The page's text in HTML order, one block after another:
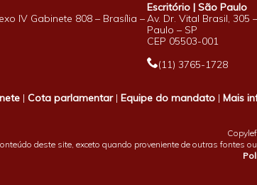
IV Gabinete 808 – Brasília –
Escritório | São Paulo
Av. Dr. Vital Brasil, 305
Paulo – SP
CEP 05503-001
(11) 3765-1728
|Cota parlamentar|Equipe do mandato |Mais
deste site, exceto quando proveniente de outras fontes